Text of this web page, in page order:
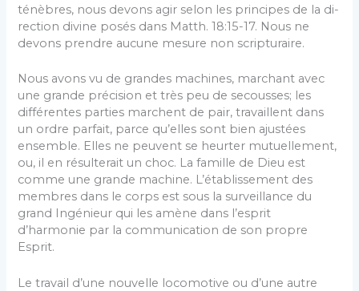
ténèbres, nous devons agir selon les principes de la di­
rection divine posés dans Matth. 18:15-17. Nous ne
devons prendre aucune mesure non scripturaire.
Nous avons vu de grandes machines, marchant avec
une grande précision et très peu de secousses; les
diffé­rentes parties marchent de pair, travaillent dans
un ordre parfait, parce qu’elles sont bien ajustées
ensemble. Elles ne peuvent se heurter mutuellement,
ou, il en résulterait un choc. La famille de Dieu est
comme une grande ma­chine. L’établissement des
membres dans le corps est sous la surveillance du
grand Ingénieur qui les amène dans l’es­prit
d’harmonie par la communication de son propre
Esprit.
Le travail d’une nouvelle locomotive ou d’une autre